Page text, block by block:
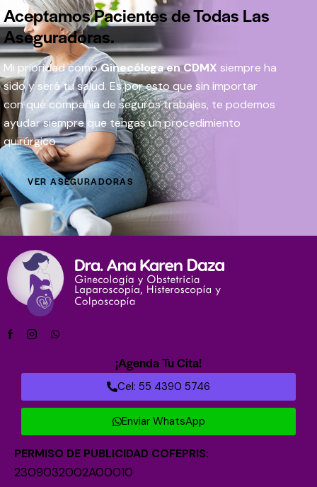
Aceptamos Pacientes de Todas Las
Aseguradoras.
Mi prioridad comoGinecóloga en CDMX siempre ha
sido y será tu salud. Es por esto que sin importar
con qué compañía de seguros trabajes, te podemos
ayudar siempre que tengas un procedimiento
quirúrgico
VER ASEGURADORAS
¡Agenda Tu Cita!
Cel: 55 4390 5746
Enviar WhatsApp
PERMISO DE PUBLICIDAD COFEPRIS:
2309032002A00010